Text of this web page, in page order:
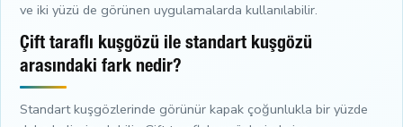
ve iki yüzü de görünen uygulamalarda kullanılabilir.
Çift taraflı kuşgözü ile standart kuşgözü
arasındaki fark nedir?
Standart kuşgözlerinde görünür kapak çoğunlukla bir yüzde